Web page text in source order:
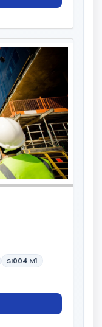
SI004 M1